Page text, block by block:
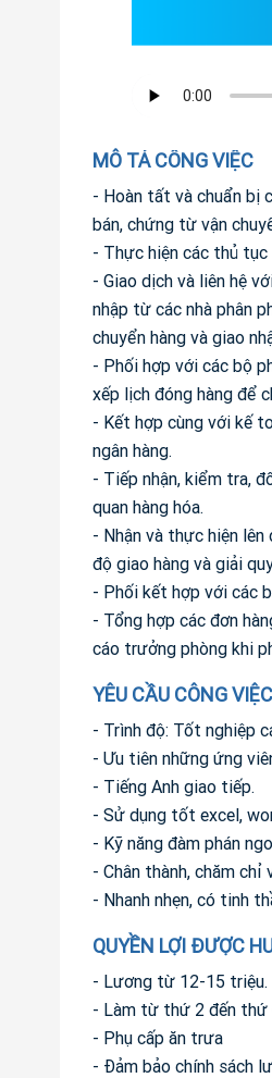
MÔ TẢ CÔNG VIỆC
- Hoàn tất và chuẩn bị
bán, chứng từ vận
- Thực hiện các thủ
- Giao dịch và liên hệ
nhập từ các nhà phân
chuyển hàng và giao
- Phối hợp với các bộ
xếp lịch đóng hàng để
- Kết hợp cùng với kế
ngân hàng.
- Tiếp nhận, kiểm tra,
quan hàng hóa.
- Nhận và thực hiện
độ giao hàng và giải
- Phối kết hợp với các
- Tổng hợp các đơn
cáo trưởng phòng khi
YÊU CẦU CÔNG VIỆC
- Trình độ: Tốt nghiệp
- Ưu tiên những ứng
- Tiếng Anh giao tiếp.
- Sử dụng tốt excel,
- Kỹ năng đàm phán
- Chân thành, chăm chỉ
- Nhanh nhẹn, có tinh
QUYỀN LỢI ĐƯỢC
- Lương từ 12-15 triệu.
- Làm từ thứ 2 đến thứ
- Phụ cấp ăn trưa
- Đảm bảo chính sách